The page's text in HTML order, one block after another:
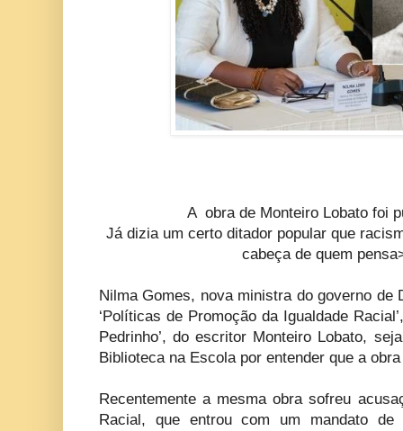
A obra de Monteiro Lobato foi
Já dizia um certo ditador popular que
cabeça de quem
Nilma Gomes, nova ministra do governo de
‘Políticas de Promoção da Igualdade
Pedrinho’, do escritor Monteiro Lobato,
Biblioteca na Escola por entender que a
Recentemente a mesma obra sofreu
Racial, que entrou com um mandato de